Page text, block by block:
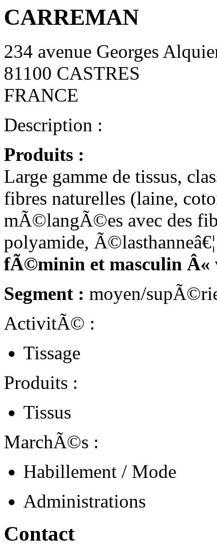
CARREMAN
234 avenue Georges
81100 CASTRES
FRANCE
Description :
Produits :
Large gamme de tissus,
fibres naturelles (laine,
mÃ©langÃ©es avec des
polyamide,
fÃ©minin et masculin Â«
Segment : moyen/
ActivitÃ© :
Tissage
Produits :
Tissus
MarchÃ©s :
Habillement / Mode
Administrations
Contact